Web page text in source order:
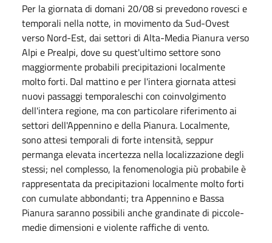
Per la giornata di domani 20/08 si prevedono rovesci e
temporali nella notte, in movimento da Sud-Ovest
verso Nord-Est, dai settori di Alta-Media Pianura verso
Alpi e Prealpi, dove su quest'ultimo settore sono
maggiormente probabili precipitazioni localmente
molto forti. Dal mattino e per l'intera giornata attesi
nuovi passaggi temporaleschi con coinvolgimento
dell'intera regione, ma con particolare riferimento ai
settori dell'Appennino e della Pianura. Localmente,
sono attesi temporali di forte intensità, seppur
permanga elevata incertezza nella localizzazione degli
stessi; nel complesso, la fenomenologia più probabile è
rappresentata da precipitazioni localmente molto forti
con cumulate abbondanti; tra Appennino e Bassa
Pianura saranno possibili anche grandinate di piccole-
medie dimensioni e violente raffiche di vento.